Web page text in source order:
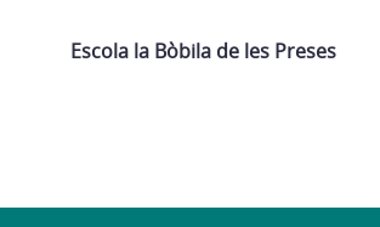
Escola la Bòbila de les Preses